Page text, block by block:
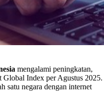
mengalami peningkatan,
Global Index per Agustus 2025.
satu negara dengan internet